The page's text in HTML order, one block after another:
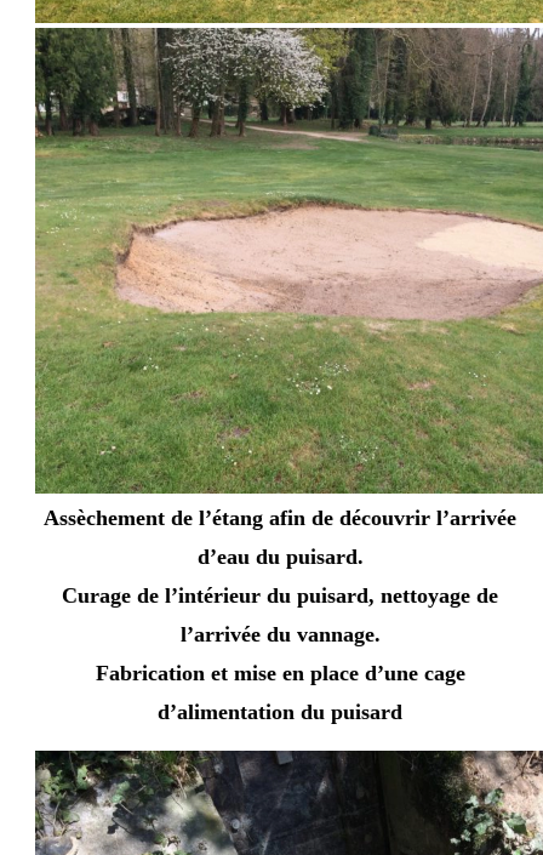
Assèchement de l’étang afin de découvrir l’arrivée
d’eau du puisard.
Curage de l’intérieur du puisard, nettoyage de
l’arrivée du vannage.
Fabrication et mise en place d’une cage
d’alimentation du puisard